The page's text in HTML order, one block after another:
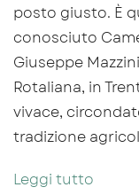
posto giusto. È
conosciuto
Giuseppe
Rotaliana, in
vivace,
tradizione
Leggi tutto